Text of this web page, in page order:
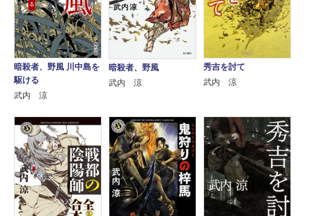
暗殺者、野風 川中島を
駆ける
武内 涼
暗殺者、野風
武内 涼
秀吉を討て
武内 涼